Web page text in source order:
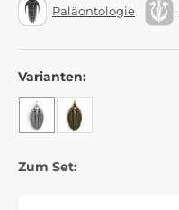
Paläontologie
Varianten:
Zum Set: